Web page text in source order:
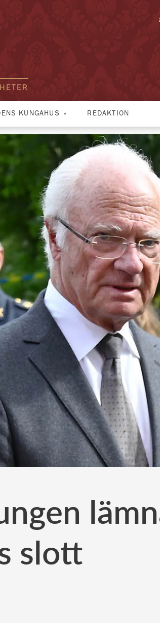
KUNGAHUS REDAKTION
slott